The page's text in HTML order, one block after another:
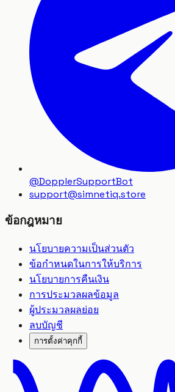
@DopplerSupportBot
support@simnetiq.store
ข้อกฎหมาย
นโยบายความเป็นส่วนตัว
ข้อกำหนดในการให้บริการ
นโยบายการคืนเงิน
การประมวลผลข้อมูล
ผู้ประมวลผลย่อย
ลบบัญชี
การตั้งค่าคุกกี้